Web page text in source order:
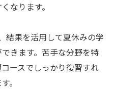
なります。
結果を活用して夏休みの学
きます。苦手な分野を特
ースでしっかり復習すれ
。